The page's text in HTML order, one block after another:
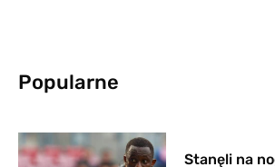
Popularne
Stanęli na